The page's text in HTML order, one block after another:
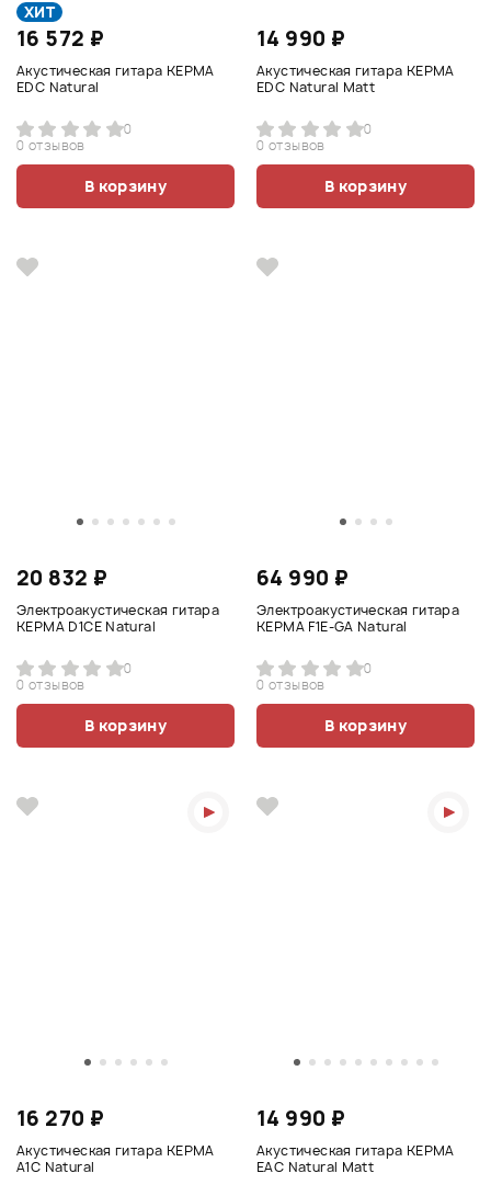
ХИТ
16 572 ₽
Акустическая гитара KEPMA
EDC Natural
0
0 отзывов
В корзину
14 990 ₽
Акустическая гитара KEPMA
EDC Natural Matt
0
0 отзывов
В корзину
20 832 ₽
Электроакустическая гитара
KEPMA D1CE Natural
0
0 отзывов
В корзину
64 990 ₽
Электроакустическая гитара
KEPMA F1E-GA Natural
0
0 отзывов
В корзину
16 270 ₽
Акустическая гитара KEPMA
A1C Natural
14 990 ₽
Акустическая гитара KEPMA
EAC Natural Matt